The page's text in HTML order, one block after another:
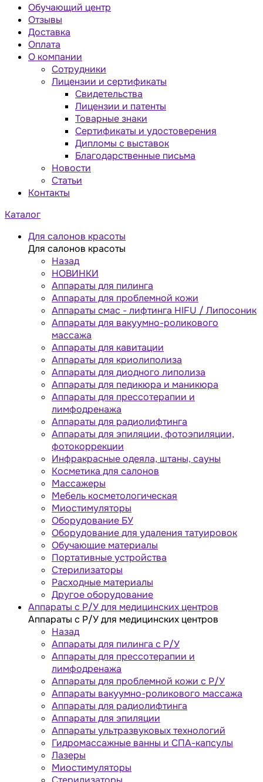
Обучающий центр
Отзывы
Доставка
Оплата
О компании
Сотрудники
Лицензии и сертификаты
Свидетельства
Лицензии и патенты
Товарные знаки
Сертификаты и удостоверения
Дипломы с выставок
Благодарственные письма
Новости
Статьи
Контакты
Каталог
Для салонов красоты
Для салонов красоты
Назад
НОВИНКИ
Аппараты для пилинга
Аппараты для проблемной кожи
Аппараты cмас - лифтинга HIFU / Липосоник
Аппараты для вакуумно-роликового
массажа
Аппараты для кавитации
Аппараты для криолиполиза
Аппараты для диодного липолиза
Аппараты для педикюра и маникюра
Аппараты для прессотерапии и
лимфодренажа
Аппараты для радиолифтинга
Аппараты для эпиляции, фотоэпиляции,
фотокоррекции
Инфракрасные одеяла, штаны, сауны
Косметика для салонов
Массажеры
Мебель косметологическая
Миостимуляторы
Оборудование БУ
Оборудование для удаления татуировок
Обучающие материалы
Портативные устройства
Стерилизаторы
Расходные материалы
Другое оборудование
Аппараты с Р/У для медицинских центров
Аппараты с Р/У для медицинских центров
Назад
Аппараты для пилинга с Р/У
Аппараты для прессотерапии и
лимфодренажа
Аппараты для проблемной кожи с Р/У
Аппараты вакуумно-роликового массажа
Аппараты для радиолифтинга
Аппараты для эпиляции
Аппараты ультразвуковых технологий
Гидромассажные ванны и СПА-капсулы
Лазеры
Миостимуляторы